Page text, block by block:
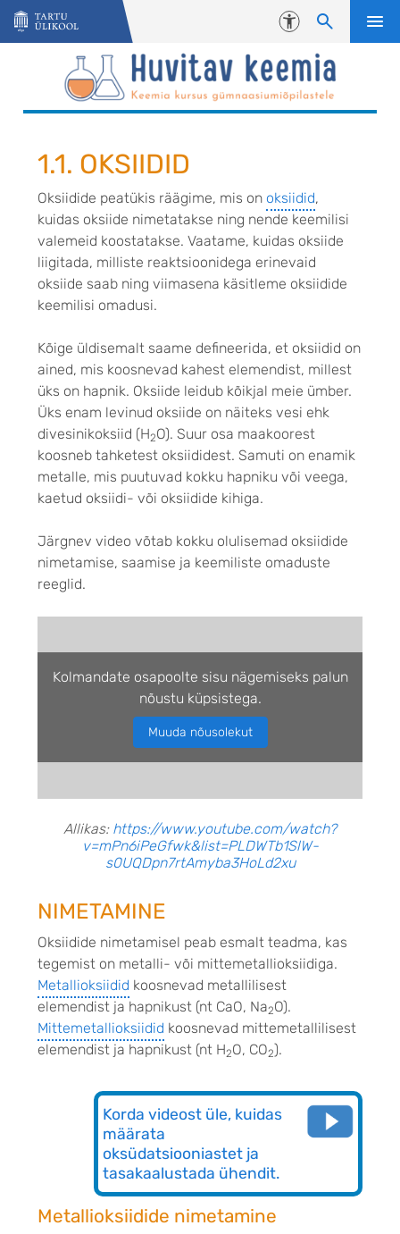
Liigu edasi põhisisu juurde
Juurdepääsetavus
1.1. OKSIIDID
Oksiidide peatükis räägime, mis on oksiidid,
kuidas oksiide nimetatakse ning nende keemilisi
valemeid koostatakse. Vaatame, kuidas oksiide
liigitada, milliste reaktsioonidega erinevaid
oksiide saab ning viimasena käsitleme oksiidide
keemilisi omadusi.
Kõige üldisemalt saame defineerida, et oksiidid on
ained, mis koosnevad kahest elemendist, millest
üks on hapnik. Oksiide leidub kõikjal meie ümber.
Üks enam levinud oksiide on näiteks vesi ehk
divesinikoksiid (H2O). Suur osa maakoorest
koosneb tahketest oksiididest. Samuti on enamik
metalle, mis puutuvad kokku hapniku või veega,
kaetud oksiidi- või oksiidide kihiga.
Järgnev video võtab kokku olulisemad oksiidide
nimetamise, saamise ja keemiliste omaduste
reeglid.
Kolmandate osapoolte sisu nägemiseks palun
nõustu küpsistega.
Muuda nõusolekut
Allikas: https://www.youtube.com/watch?
v=mPn6iPeGfwk&list=PLDWTb1SlW-
s0UQDpn7rtAmyba3HoLd2xu
NIMETAMINE
Oksiidide nimetamisel peab esmalt teadma, kas
tegemist on metalli- või mittemetallioksiidiga.
Metallioksiidid koosnevad metallilisest
elemendist ja hapnikust (nt CaO, Na2O).
Mittemetallioksiidid koosnevad mittemetallilisest
elemendist ja hapnikust (nt H2O, CO2).
Korda videost üle, kuidas
määrata
oksüdatsiooniastet ja
tasakaalustada ühendit.
Metallioksiidide nimetamine